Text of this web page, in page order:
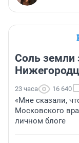
Соль земли
23 часа 16 640
«Мне сказали,
Московского
личном блоге